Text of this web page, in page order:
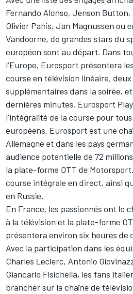
Fernando Alonso, Jenson Button,
Olivier Panis, Jan Magnussen ou
Vandoorne, de grandes stars du
européen sont au départ. Dans
l’Europe, Eurosport présentera
course en télévision linéaire,
supplémentaires dans la soirée,
dernières minutes. Eurosport
l’intégralité de la course pour
européens. Eurosport est une
Allemagne et dans les pays
audience potentielle de 72
la plate-forme OTT de
course intégrale en direct, ainsi
en Russie.
En France, les passionnés ont le
à la télévision et la plate-forme
présentera environ six heures de
Avec la participation dans les
Charles Leclerc, Antonio
Giancarlo Fisichella, les fans
brancher sur la chaîne de